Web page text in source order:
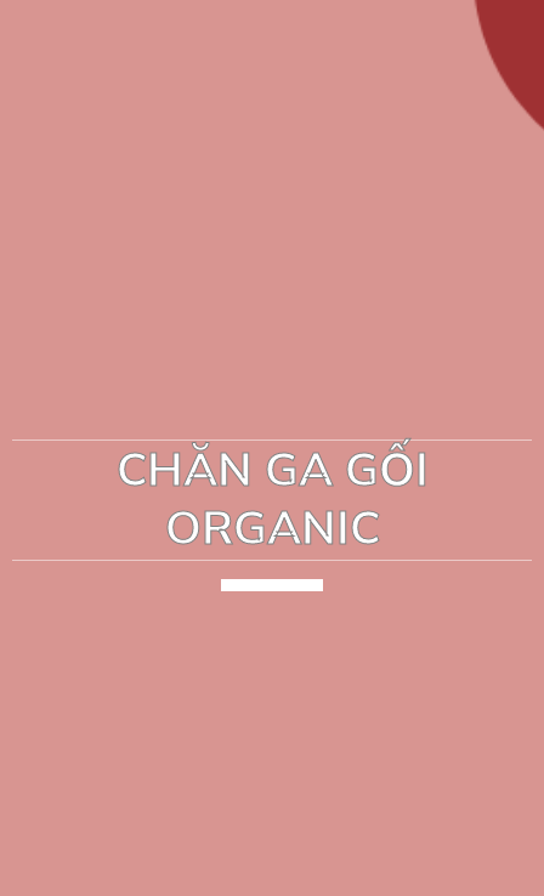
CHĂN GA GỐI
ORGANIC